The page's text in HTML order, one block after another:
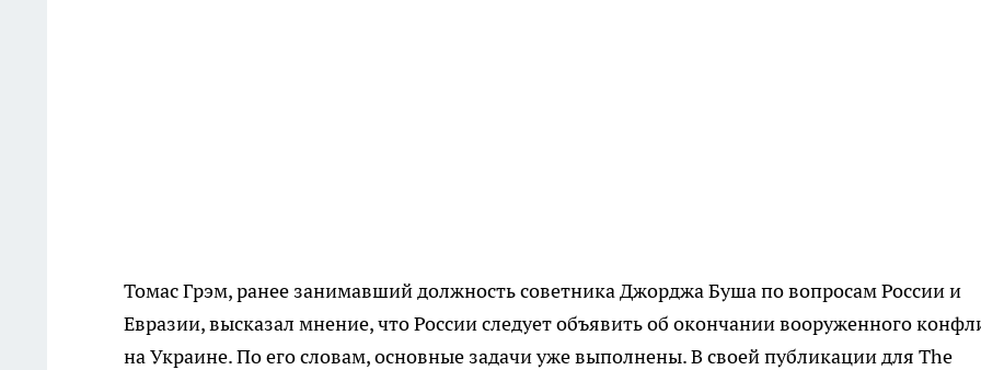
Томас Грэм, ранее занимавший должность советника Джорджа Буша по вопросам России и
Евразии, высказал мнение, что России следует объявить об окончании вооруженного
на Украине. По его словам, основные задачи уже выполнены. В своей публикации для The